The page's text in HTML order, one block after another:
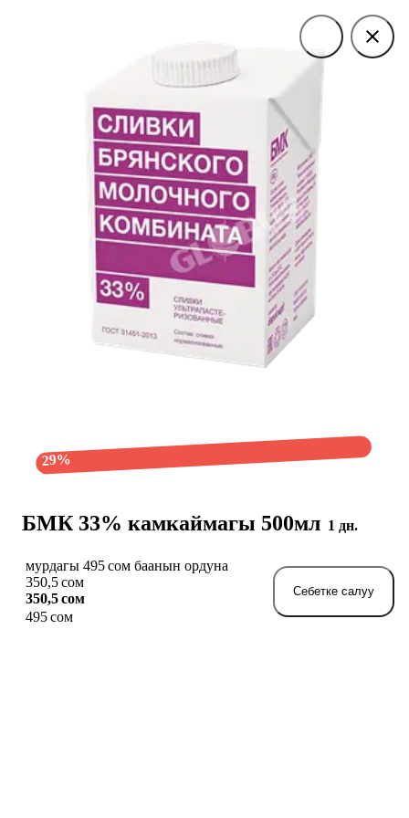
БМК 33% камкаймагы 500мл 1 дн.
29%
мурдагы 495 сом баанын ордуна
350,5 сом
350,5 сом
495 сом
Себетке салуу